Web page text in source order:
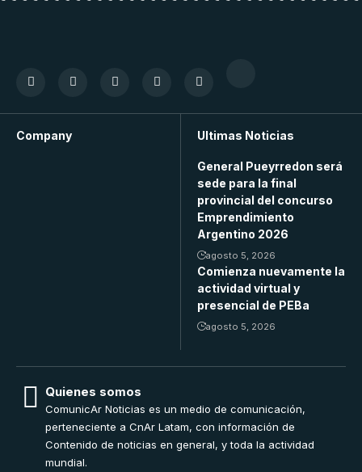
Company Ultimas Noticias
General Pueyrredon será
sede para la final
provincial del concurso
Emprendimiento
Argentino 2026
agosto 5, 2026
Comienza nuevamente la
actividad virtual y
presencial de PEBa
agosto 5, 2026
Quienes somos
ComunicAr Noticias es un medio de comunicación,
perteneciente a CnAr Latam, con información de
Contenido de noticias en general, y toda la actividad
mundial.